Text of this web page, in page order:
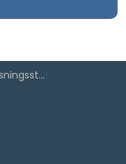
Undervisningssteder